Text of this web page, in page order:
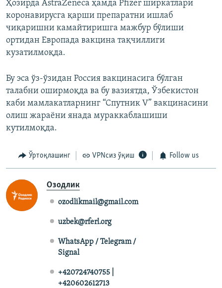
Ҳозирда AstraZeneca ҳамда Pfizer ширкатлари
коронавирусга қарши препаратни ишлаб
чиқаришни камайтиришга мажбур бўлиши
ортидан Европада вакцина тақчиллиги
кузатилмоқда.
Бу эса ўз-ўзидан Россия вакцинасига бўлган
талабни оширмоқда ва бу вазиятда, Ўзбекистон
каби мамлакатларнинг “Спутник V” вакцинасини
олиш жараёни янада мураккаблашиши
кутилмоқда.
Ўртоқлашинг VPNсиз ўқиш Follow us
Озодлик
ozodlikmail@gmail.com
uzbek@rferl.org
WhatsApp / Telegram /
Signal
+420724740755 |
+420602612713